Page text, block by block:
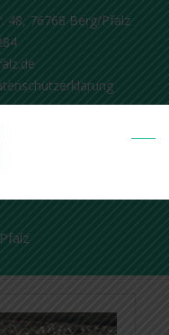
48, 76768 Berg/Pfalz